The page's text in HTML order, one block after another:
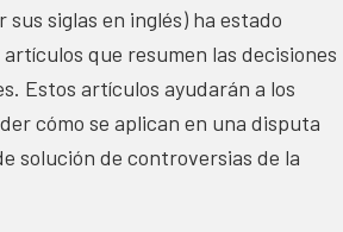
sus siglas en inglés) ha estado
que resumen las decisiones
Estos artículos ayudarán a los
cómo se aplican en una disputa
solución de controversias de la